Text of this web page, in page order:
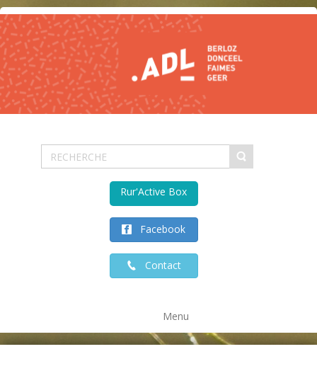
Facebook
Contact
Rur'Active Box
Menu